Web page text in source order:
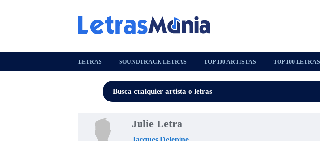
LETRAS SOUNDTRACK LETRAS TOP 100 ARTISTAS TOP 100 LETRAS
Julie Letra
Jacques Delepine